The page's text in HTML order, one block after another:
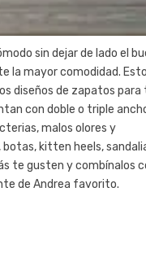
sin dejar de lado el
la mayor comodidad.
diseños de zapatos para
con doble o triple
malos olores y
kitten heels,
te gusten y combínalos
de Andrea favorito.